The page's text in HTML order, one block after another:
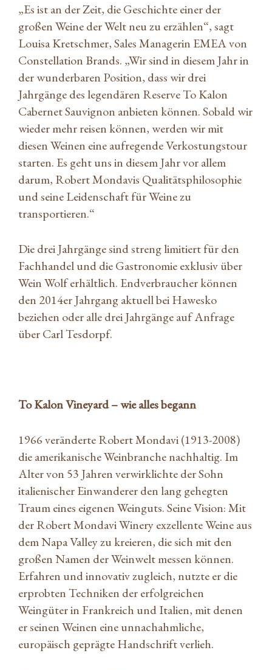
„Es ist an der Zeit, die Geschichte einer der
großen Weine der Welt neu zu erzählen“, sagt
Louisa Kretschmer, Sales Managerin EMEA von
Constellation Brands. „Wir sind in diesem Jahr in
der wunderbaren Position, dass wir drei
Jahrgänge des legendären Reserve To Kalon
Cabernet Sauvignon anbieten können. Sobald wir
wieder mehr reisen können, werden wir mit
diesen Weinen eine aufregende Verkostungstour
starten. Es geht uns in diesem Jahr vor allem
darum, Robert Mondavis Qualitätsphilosophie
und seine Leidenschaft für Weine zu
transportieren.“
Die drei Jahrgänge sind streng limitiert für den
Fachhandel und die Gastronomie exklusiv über
Wein Wolf erhältlich. Endverbraucher können
den 2014er Jahrgang aktuell bei Hawesko
beziehen oder alle drei Jahrgänge auf Anfrage
über Carl Tesdorpf.
To Kalon Vineyard – wie alles begann
1966 veränderte Robert Mondavi (1913-2008)
die amerikanische Weinbranche nachhaltig. Im
Alter von 53 Jahren verwirklichte der Sohn
italienischer Einwanderer den lang gehegten
Traum eines eigenen Weinguts. Seine Vision: Mit
der Robert Mondavi Winery exzellente Weine aus
dem Napa Valley zu kreieren, die sich mit den
großen Namen der Weinwelt messen können.
Erfahren und innovativ zugleich, nutzte er die
erprobten Techniken der erfolgreichen
Weingüter in Frankreich und Italien, mit denen
er seinen Weinen eine unnachahmliche,
europäisch geprägte Handschrift verlieh.